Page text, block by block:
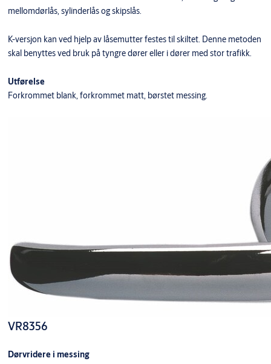
mellomdørlås, sylinderlås og skipslås.
K-versjon kan ved hjelp av låsemutter festes til skiltet. Denne metoden
skal benyttes ved bruk på tyngre dører eller i dører med stor trafikk.
Utførelse
Forkrommet blank, forkrommet matt, børstet messing.
VR8356
Dørvridere i messing